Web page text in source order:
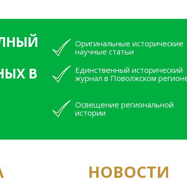
В
Оригинальные исторические
научные статьи
Единственный исторический
журнал в Поволжском
Освещение региональной
истории
НОВОСТИ
Юным